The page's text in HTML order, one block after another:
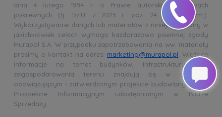
dnia 4 lutego 1994 r. o Prawie autorskim i prawach
pokrewnych (tj. Dz.U. z 2025 r. poz. 24 z późn. zm.).
Wykorzystywanie danych lub materiałów z niniejszej strony w
jakichkolwiek celach wymaga każdorazowo pisemnej zgody
Murapol S.A. W przypadku zapotrzebowania na ww. materiały
prosimy o kontakt na adres: marketing@murapol.pl . Wiążące
informacje na temat budynków, infrastruktury oraz
zagospodarowania terenu znajdują się w aktualnie
obowiązującym i zatwierdzonym projekcie budowlanym oraz
Prospekcie Informacyjnym udostępnianym w Biurze
Sprzedaży.